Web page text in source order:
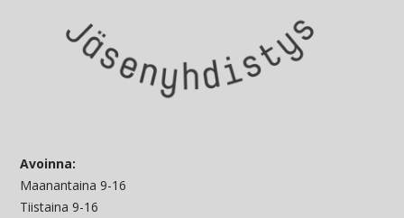
Avoinna:
Maanantaina 9-16
Tiistaina 9-16